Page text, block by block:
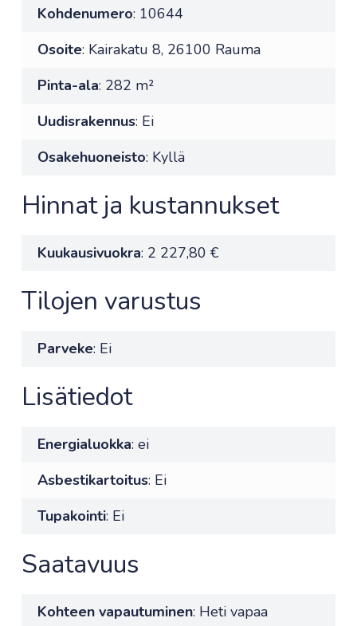
Kohdenumero: 10644
Osoite: Kairakatu 8, 26100 Rauma
Pinta-ala: 282 m²
Uudisrakennus: Ei
Osakehuoneisto: Kyllä
Hinnat ja kustannukset
Kuukausivuokra: 2 227,80 €
Tilojen varustus
Parveke: Ei
Lisätiedot
Energialuokka: ei
Asbestikartoitus: Ei
Tupakointi: Ei
Saatavuus
Kohteen vapautuminen: Heti vapaa